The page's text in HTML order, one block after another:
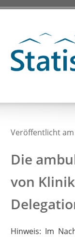
Veröffentlicht am
Die
von
Hinweis: Im